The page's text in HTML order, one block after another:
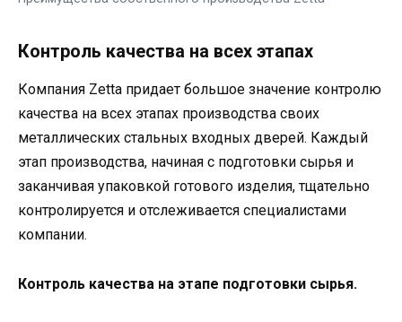
Контроль качества на всех этапах
Компания Zetta придает большое значение контролю
качества на всех этапах производства своих
металлических стальных входных дверей. Каждый
этап производства, начиная с подготовки сырья и
заканчивая упаковкой готового изделия, тщательно
контролируется и отслеживается специалистами
компании.
Контроль качества на этапе подготовки сырья.